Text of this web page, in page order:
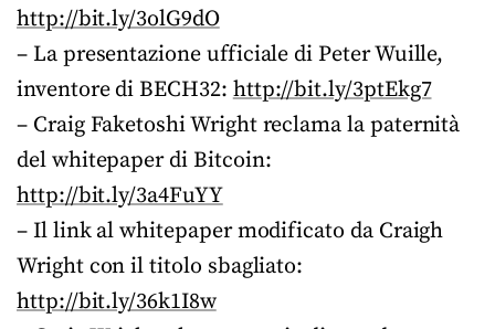
http://bit.ly/3olG9dO
– La presentazione ufficiale di Peter Wuille,
inventore di BECH32: http://bit.ly/3ptEkg7
– Craig Faketoshi Wright reclama la paternità
del whitepaper di Bitcoin:
http://bit.ly/3a4FuYY
– Il link al whitepaper modificato da Craigh
Wright con il titolo sbagliato:
http://bit.ly/36k1I8w